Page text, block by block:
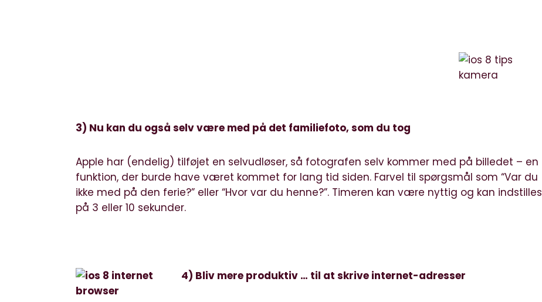
3) Nu kan du også selv være med på det familiefoto, som du tog
Apple har (endelig) tilføjet en selvudløser, så fotografen selv kommer med på billedet – en
funktion, der burde have været kommet for lang tid siden. Farvel til spørgsmål som “Var du
ikke med på den ferie?” eller “Hvor var du henne?”. Timeren kan være nyttig og kan indstilles
på 3 eller 10 sekunder.
4) Bliv mere produktiv … til at skrive internet-adresser